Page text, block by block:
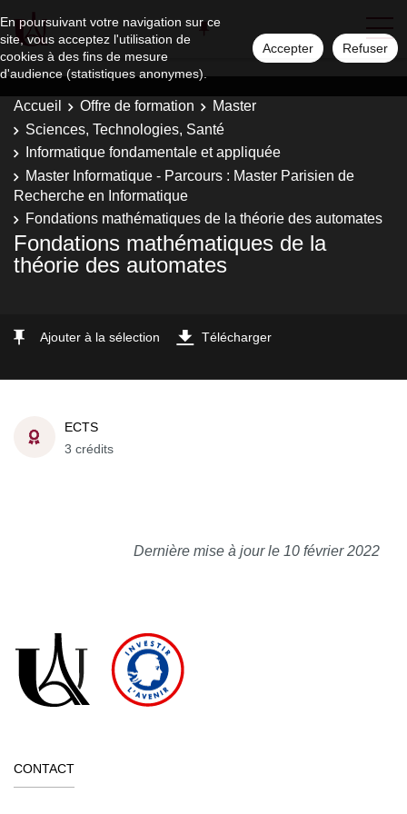
En poursuivant votre navigation sur ce
site, vous acceptez l'utilisation de
cookies à des fins de mesure
d'audience (statistiques anonymes).
Accepter Refuser
Accueil Offre de formation
Master
Sciences, Technologies, Santé
Informatique fondamentale et appliquée
Master Informatique - Parcours : Master Parisien de
Recherche en Informatique
Fondations mathématiques de la théorie des automates
Fondations mathématiques de la
théorie des automates
Ajouter à la sélection Télécharger
ECTS
3 crédits
Dernière mise à jour le 10 février 2022
CONTACT